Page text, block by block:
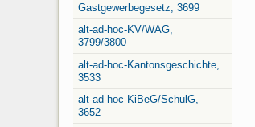
Gastgewerbegesetz, 3699
alt-ad-hoc-KV/WAG,
3799/3800
alt-ad-hoc-Kantonsgeschichte,
3533
alt-ad-hoc-KiBeG/SchulG,
3652